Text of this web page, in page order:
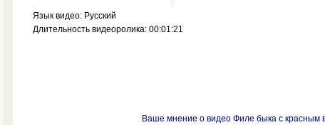
Язык видео: Русский
Длительность видеоролика: 00:01:21
Ваше мнение о видео Филе быка с красным